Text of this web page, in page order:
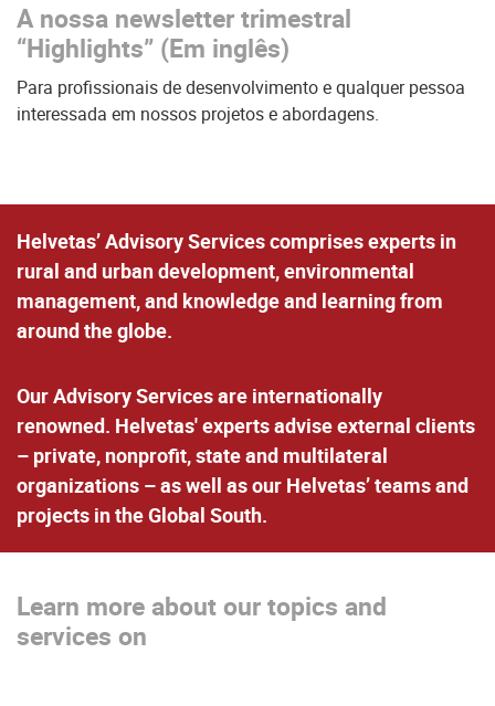
A nossa newsletter trimestral
“Highlights” (Em inglês)
Para profissionais de desenvolvimento e qualquer pessoa
interessada em nossos projetos e abordagens.
Helvetas’ Advisory Services comprises experts in
rural and urban development, environmental
management, and knowledge and learning from
around the globe.
Our Advisory Services are internationally
renowned. Helvetas' experts advise external clients
– private, nonprofit, state and multilateral
organizations – as well as our Helvetas’ teams and
projects in the Global South.
Learn more about our topics and
services on